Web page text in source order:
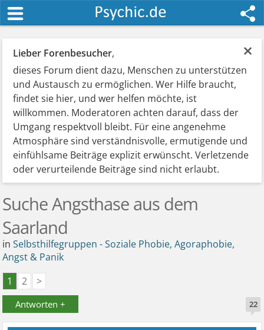
×
Lieber Forenbesucher,
dieses Forum dient dazu, Menschen zu unterstützen
und Austausch zu ermöglichen. Wer Hilfe braucht,
findet sie hier, und wer helfen möchte, ist
willkommen. Moderatoren achten darauf, dass der
Umgang respektvoll bleibt. Für eine angenehme
Atmosphäre sind verständnisvolle, ermutigende und
einfühlsame Beiträge explizit erwünscht. Verletzende
oder verurteilende Beiträge sind nicht erlaubt.
Suche Angsthase aus dem
Saarland
inSelbsthilfegruppen - Soziale Phobie, Agoraphobie,
Angst & Panik
1
2 >
Antworten + 22